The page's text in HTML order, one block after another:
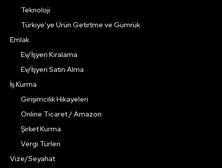
Teknoloji
Türkiye’ye Ürün Getirtme ve Gümrük
Emlak
Ev/İşyeri Kiralama
Ev/İşyeri Satın Alma
İş Kurma
Girişimcilik Hikayeleri
Online Ticaret / Amazon
Şirket Kurma
Vergi Türleri
Vize/Seyahat